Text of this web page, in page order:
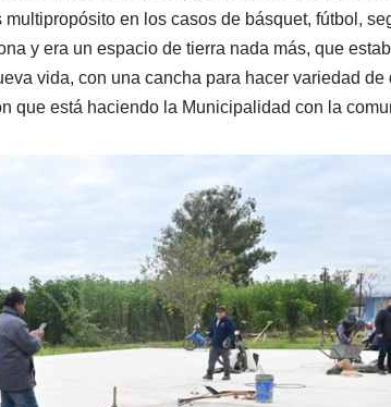
en los casos de básquet, fútbol,
y era un espacio de tierra nada más, que
vida, con una cancha para hacer variedad de
que está haciendo la Municipalidad con la